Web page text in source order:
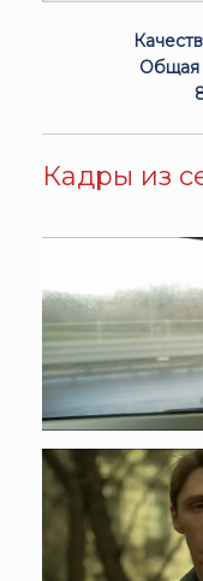
Общая
Кадры из